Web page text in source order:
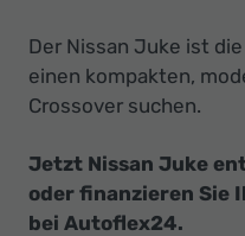
Der Nissan Juke ist
einen kompakten,
Crossover suchen.
Jetzt Nissan Juke
oder finanzieren Sie
bei Autoflex24.